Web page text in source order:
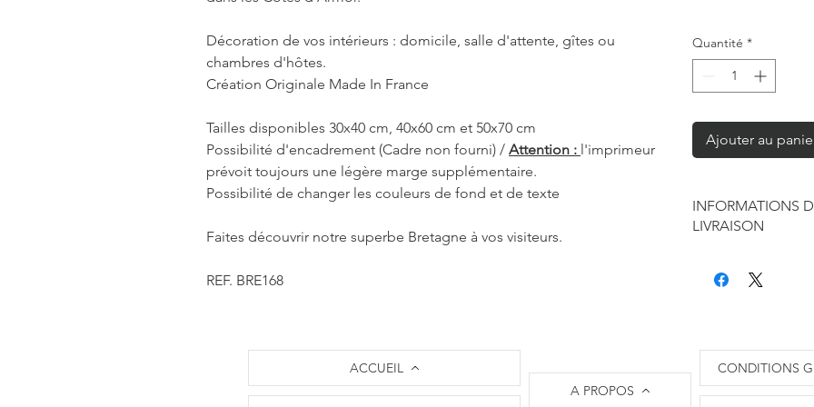
Décoration de vos intérieurs : domicile, salle d'attente, gîtes ou
chambres d'hôtes.
Création Originale Made In France
Tailles disponibles 30x40 cm, 40x60 cm et 50x70 cm
Possibilité d'encadrement (Cadre non fourni) / Attention : l'imprimeur
prévoit toujours une légère marge supplémentaire.
Possibilité de changer les couleurs de fond et de texte
Faites découvrir notre superbe Bretagne à vos visiteurs.
REF. BRE168
Quantité *
Ajouter au
INFORMATIONS
LIVRAISON
seule à sa
des affiches et
Les délais
généralement de 2
ACCUEIL
A PROPOS
CONDITIONS